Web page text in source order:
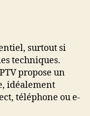
surtout si
techniques.
propose un
idéalement
téléphone ou e-